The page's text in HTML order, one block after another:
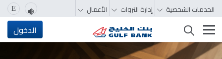
الخدمات الشخصية إدارة الثروات الأعمال E
تغيير التصفّح الدخول